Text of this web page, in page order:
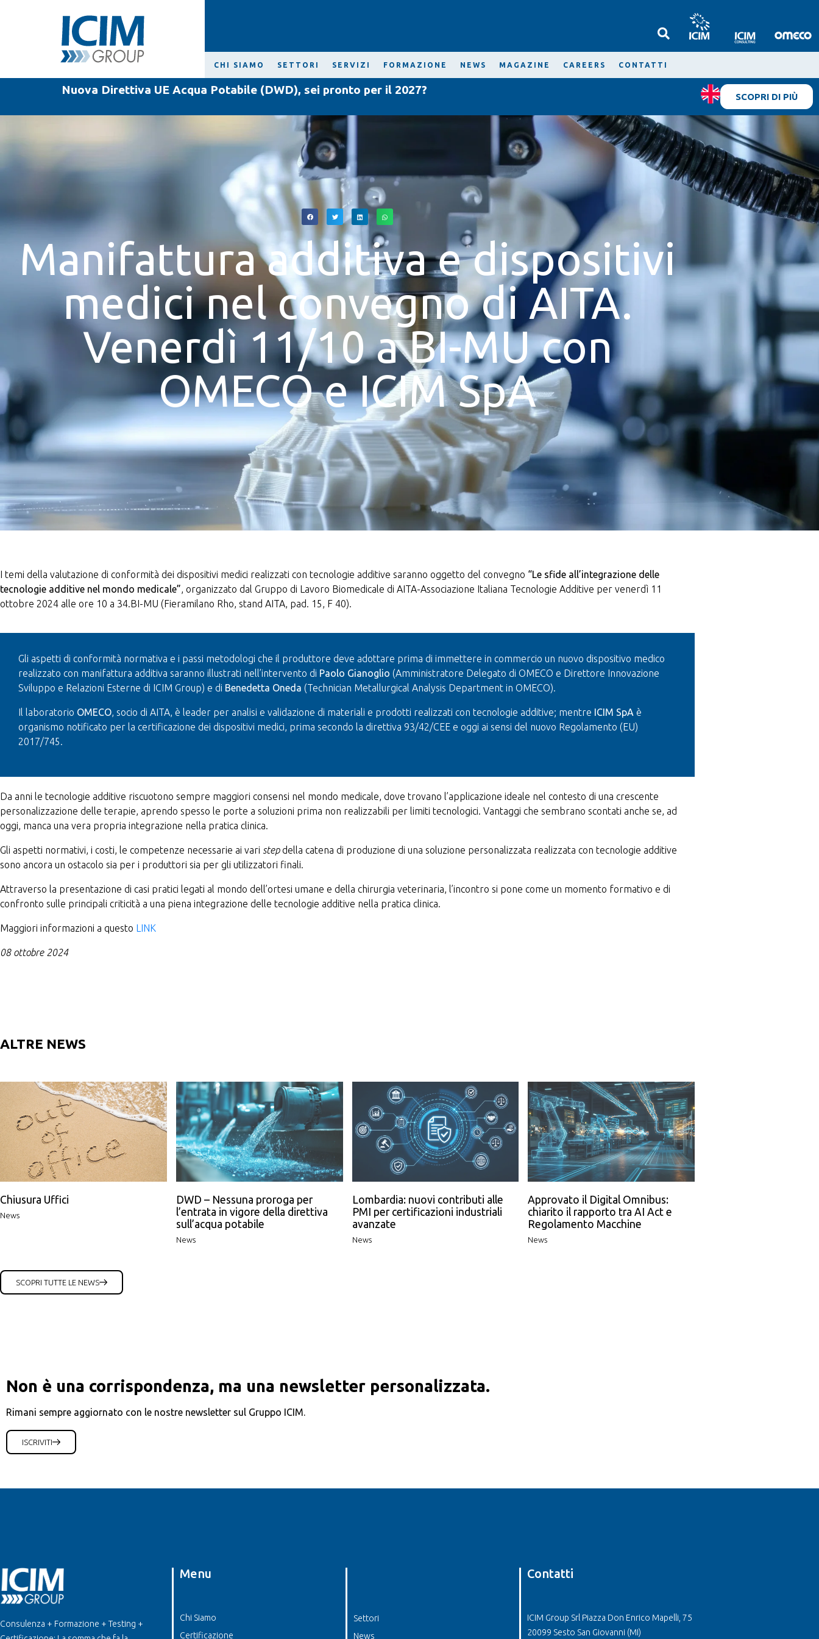
CHI SIAMO SETTORI SERVIZI FORMAZIONE NEWS MAGAZINE CAREERS CONTATTI
Nuova Direttiva UE Acqua Potabile (DWD), sei pronto per il 2027?
SCOPRI DI PIÙ
Manifattura additiva e dispositivi
medici nel convegno di AITA.
Venerdì 11/10 a BI-MU con
OMECO e ICIM SpA
I temi della valutazione di conformità dei dispositivi medici realizzati con tecnologie additive saranno oggetto del convegno “Le sfide all’integrazione delle
tecnologie additive nel mondo medicale”, organizzato dal Gruppo di Lavoro Biomedicale di AITA-Associazione Italiana Tecnologie Additive per venerdì 11
ottobre 2024 alle ore 10 a 34.BI-MU (Fieramilano Rho, stand AITA, pad. 15, F 40).
Gli aspetti di conformità normativa e i passi metodologi che il produttore deve adottare prima di immettere in commercio un nuovo dispositivo medico
realizzato con manifattura additiva saranno illustrati nell’intervento di Paolo Gianoglio (Amministratore Delegato di OMECO e Direttore Innovazione
Sviluppo e Relazioni Esterne di ICIM Group) e di Benedetta Oneda (Technician Metallurgical Analysis Department in OMECO).
Il laboratorio OMECO, socio di AITA, è leader per analisi e validazione di materiali e prodotti realizzati con tecnologie additive; mentre ICIM SpA è
organismo notificato per la certificazione dei dispositivi medici, prima secondo la direttiva 93/42/CEE e oggi ai sensi del nuovo Regolamento (EU)
2017/745.
Da anni le tecnologie additive riscuotono sempre maggiori consensi nel mondo medicale, dove trovano l’applicazione ideale nel contesto di una crescente
personalizzazione delle terapie, aprendo spesso le porte a soluzioni prima non realizzabili per limiti tecnologici. Vantaggi che sembrano scontati anche se, ad
oggi, manca una vera propria integrazione nella pratica clinica.
Gli aspetti normativi, i costi, le competenze necessarie ai vari stepdella catena di produzione di una soluzione personalizzata realizzata con tecnologie additive
sono ancora un ostacolo sia per i produttori sia per gli utilizzatori finali.
Attraverso la presentazione di casi pratici legati al mondo dell’ortesi umane e della chirurgia veterinaria, l’incontro si pone come un momento formativo e di
confronto sulle principali criticità a una piena integrazione delle tecnologie additive nella pratica clinica.
Maggiori informazioni a questo LINK
08 ottobre 2024
ALTRE NEWS
Chiusura Uffici
News
DWD – Nessuna proroga per
l’entrata in vigore della direttiva
sull’acqua potabile
News
Lombardia: nuovi contributi alle
PMI per certificazioni industriali
avanzate
News
Approvato il Digital Omnibus:
chiarito il rapporto tra AI Act e
Regolamento Macchine
News
SCOPRI TUTTE LE NEWS
Non è una corrispondenza, ma una newsletter personalizzata.
Rimani sempre aggiornato con le nostre newsletter sul Gruppo ICIM.
ISCRIVITI
Consulenza + Formazione + Testing +
Menu
Chi Siamo
Certificazione
Settori
News
Contatti
ICIM Group Srl Piazza Don Enrico Mapelli, 75
20099 Sesto San Giovanni (MI)